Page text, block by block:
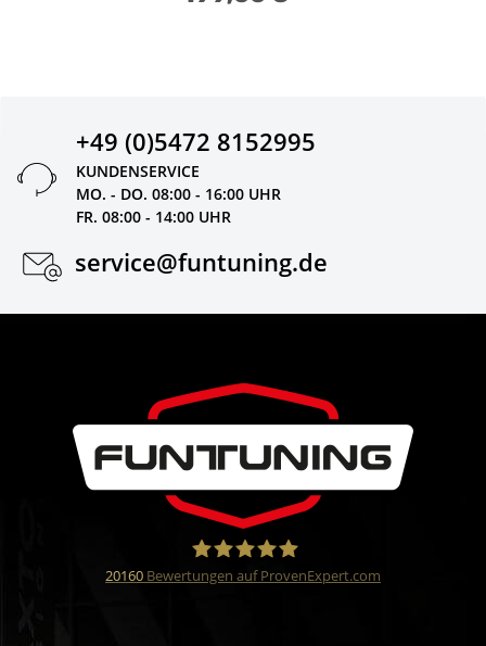
+49 (0)5472 8152995
KUNDENSERVICE
MO. - DO. 08:00 - 16:00 UHR
FR. 08:00 - 14:00 UHR
service@funtuning.de
20160 Bewertungen auf ProvenExpert.com